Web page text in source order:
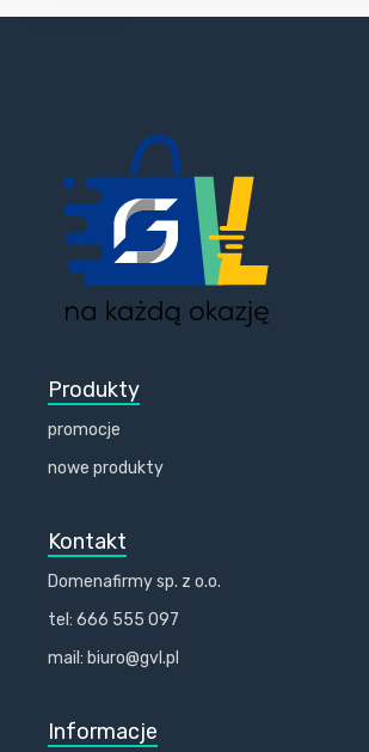
Produkty
promocje
nowe produkty
Kontakt
Domenafirmy sp. z o.o.
tel: 666 555 097
mail: biuro@gvl.pl
Informacje